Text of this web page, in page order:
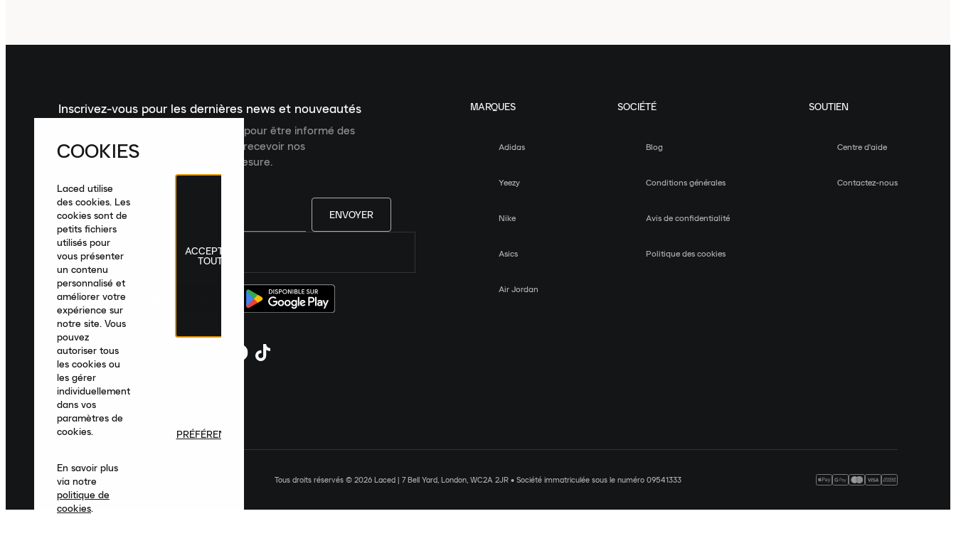
Inscrivez-vous pour les dernières news et nouveautés
Inscrivez-vous à la newsletter Laced pour être informé des
dernières nouveautés, collections et recevoir nos
recommandations de produits sur mesure.
ENVOYER
France|Français
MARQUES
Adidas
Yeezy
Nike
Asics
Air Jordan
SOCIÉTÉ
Blog
Conditions générales
Avis de confidentialité
Politique des cookies
SOUTIEN
Centre d'aide
Contactez-nous
Tous droits réservés © 2026 Laced | 7 Bell Yard, London, WC2A 2JR • Société immatriculée sous le numéro 09541333
COOKIES
Laced utilise
des cookies. Les
cookies sont de
petits fichiers
utilisés pour
vous présenter
un contenu
personnalisé et
améliorer votre
expérience sur
notre site. Vous
pouvez
autoriser tous
les cookies ou
les gérer
individuellement
dans vos
paramètres de
cookies.
En savoir plus
via notre
politique de
cookies.
ACCEPTER
TOUT
PRÉFÉRENCES